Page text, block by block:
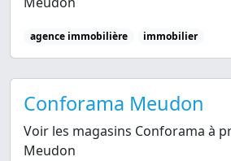
agence immobilière immobilier
Conforama Meudon
Voir les magasins Conforama à
Meudon